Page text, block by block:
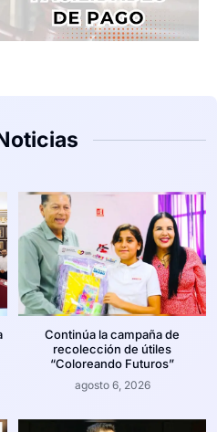
Continúa la campaña de
recolección de útiles
“Coloreando Futuros”
agosto 6, 2026